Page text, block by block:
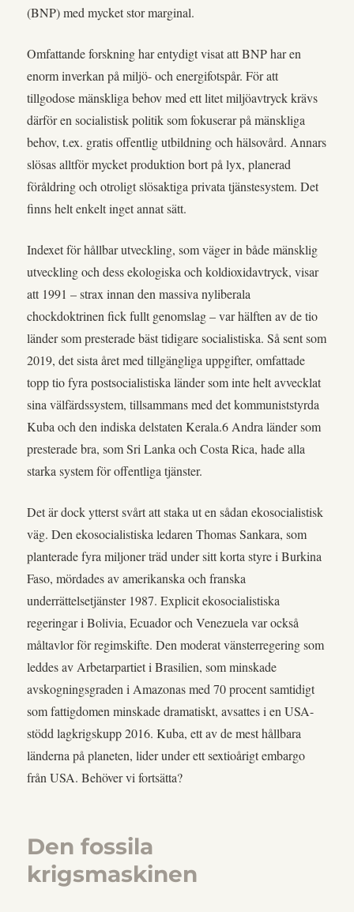
(BNP) med mycket stor marginal.
Omfattande forskning har entydigt visat att BNP har en
enorm inverkan på miljö- och energifotspår. För att
tillgodose mänskliga behov med ett litet miljöavtryck krävs
därför en socialistisk politik som fokuserar på mänskliga
behov, t.ex. gratis offentlig utbildning och hälsovård. Annars
slösas alltför mycket produktion bort på lyx, planerad
föråldring och otroligt slösaktiga privata tjänstesystem. Det
finns helt enkelt inget annat sätt.
Indexet för hållbar utveckling, som väger in både mänsklig
utveckling och dess ekologiska och koldioxidavtryck, visar
att 1991 – strax innan den massiva nyliberala
chockdoktrinen fick fullt genomslag – var hälften av de tio
länder som presterade bäst tidigare socialistiska. Så sent som
2019, det sista året med tillgängliga uppgifter, omfattade
topp tio fyra postsocialistiska länder som inte helt avvecklat
sina välfärdssystem, tillsammans med det kommuniststyrda
Kuba och den indiska delstaten Kerala.6 Andra länder som
presterade bra, som Sri Lanka och Costa Rica, hade alla
starka system för offentliga tjänster.
Det är dock ytterst svårt att staka ut en sådan ekosocialistisk
väg. Den ekosocialistiska ledaren Thomas Sankara, som
planterade fyra miljoner träd under sitt korta styre i Burkina
Faso, mördades av amerikanska och franska
underrättelsetjänster 1987. Explicit ekosocialistiska
regeringar i Bolivia, Ecuador och Venezuela var också
måltavlor för regimskifte. Den moderat vänsterregering som
leddes av Arbetarpartiet i Brasilien, som minskade
avskogningsgraden i Amazonas med 70 procent samtidigt
som fattigdomen minskade dramatiskt, avsattes i en USA-
stödd lagkrigskupp 2016. Kuba, ett av de mest hållbara
länderna på planeten, lider under ett sextioårigt embargo
från USA. Behöver vi fortsätta?
Den fossila
krigsmaskinen